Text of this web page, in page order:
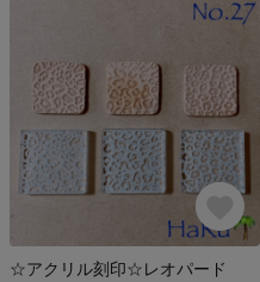
☆アクリル刻印☆レオパード